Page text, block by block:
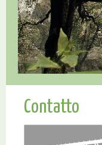
Contatto